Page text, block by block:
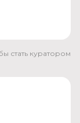
стать куратором